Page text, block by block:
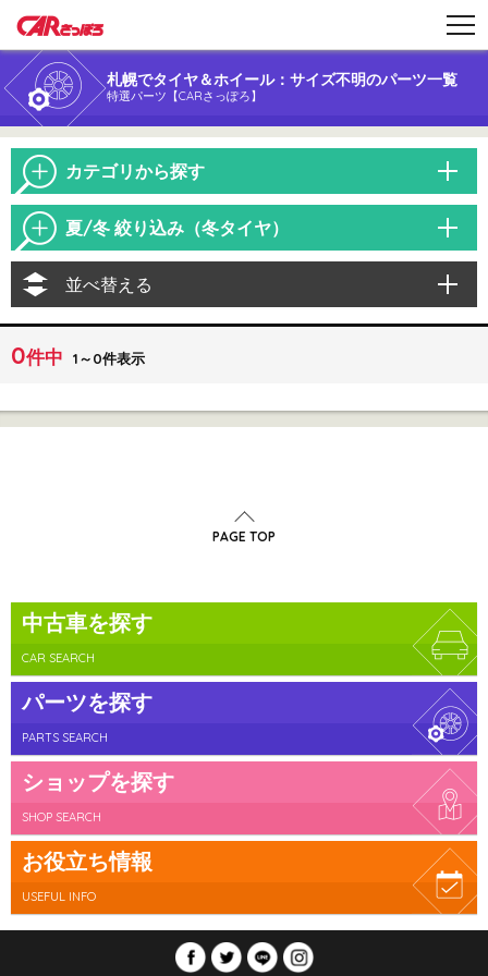
札幌でタイヤ＆ホイール：サイズ不明のパーツ一覧
特選パーツ【CARさっぽろ】
カテゴリから探す
夏/冬 絞り込み（冬タイヤ）
並べ替える
0件中 1～0件表示
PAGE TOP
中古車を探す
CAR SEARCH
パーツを探す
PARTS SEARCH
ショップを探す
SHOP SEARCH
お役立ち情報
USEFUL INFO